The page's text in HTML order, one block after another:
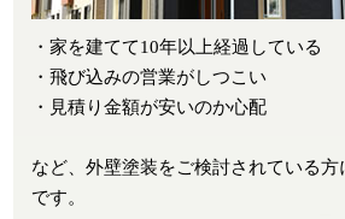
・家を建てて10年以上経過している
・飛び込みの営業がしつこい
・見積り金額が安いのか心配
など、外壁塗装をご検討されている方
です。